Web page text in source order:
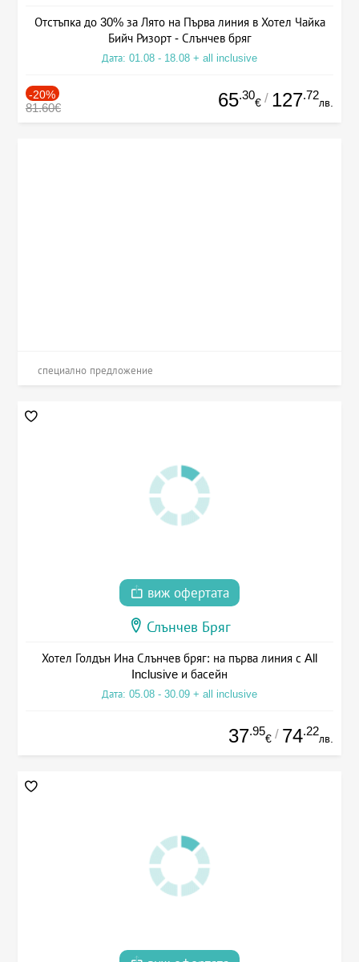
Отстъпка до 30% за Лято на Първа линия в Хотел Чайка
Бийч Ризорт - Слънчев бряг
Дата: 01.08 - 18.08 + all inclusive
-20%
81.60€ 65.30
€ / 127.72
лв.
специално предложение
виж офертата
Слънчев Бряг
Хотел Голдън Ина Слънчев бряг: на първа линия с All
Inclusive и басейн
Дата: 05.08 - 30.09 + all inclusive
37.95
€ / 74.22
лв.